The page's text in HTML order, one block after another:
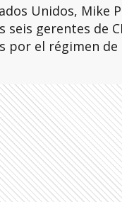
Unidos, Mike
seis gerentes de
el régimen de